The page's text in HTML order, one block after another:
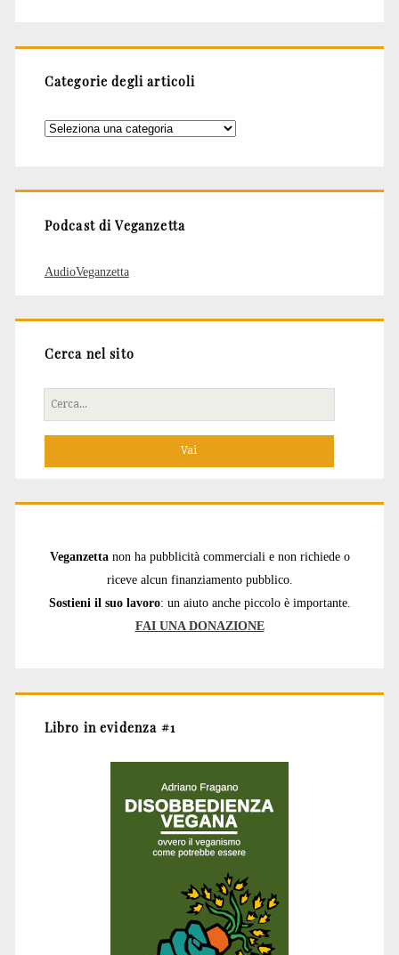
Categorie degli articoli
Categorie
Podcast di Veganzetta
AudioVeganzetta
Cerca nel sito
Cerca
per:
Veganzetta non ha pubblicità commerciali e non richiede o
riceve alcun finanziamento pubblico.
Sostieni il suo lavoro: un aiuto anche piccolo è importante.
FAI UNA DONAZIONE
Libro in evidenza #1